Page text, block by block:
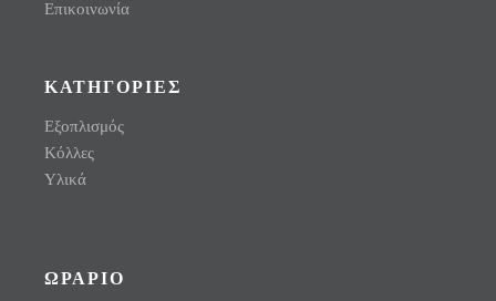
Επικοινωνία
ΚΑΤΗΓΟΡΙΕΣ
Εξοπλισμός
Κόλλες
Υλικά
ΩΡΑΡΙΟ